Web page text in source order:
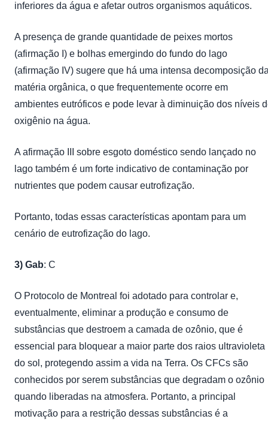
inferiores da água e afetar outros organismos aquáticos.
A presença de grande quantidade de peixes mortos
(afirmação I) e bolhas emergindo do fundo do lago
(afirmação IV) sugere que há uma intensa decomposição
matéria orgânica, o que frequentemente ocorre em
ambientes eutróficos e pode levar à diminuição dos níveis
oxigênio na água.
A afirmação III sobre esgoto doméstico sendo lançado no
lago também é um forte indicativo de contaminação por
nutrientes que podem causar eutrofização.
Portanto, todas essas características apontam para um
cenário de eutrofização do lago.
3) Gab: C
O Protocolo de Montreal foi adotado para controlar e,
eventualmente, eliminar a produção e consumo de
substâncias que destroem a camada de ozônio, que é
essencial para bloquear a maior parte dos raios ultravioleta
do sol, protegendo assim a vida na Terra. Os CFCs são
conhecidos por serem substâncias que degradam o ozônio
quando liberadas na atmosfera. Portanto, a principal
motivação para a restrição dessas substâncias é a